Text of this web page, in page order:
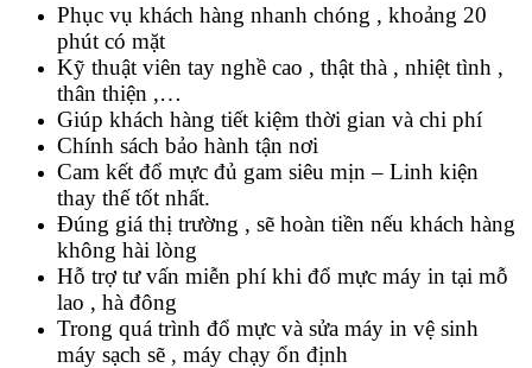
Phục vụ khách hàng nhanh chóng , khoảng 20
phút có mặt
Kỹ thuật viên tay nghề cao , thật thà , nhiệt tình ,
thân thiện ,…
Giúp khách hàng tiết kiệm thời gian và chi phí
Chính sách bảo hành tận nơi
Cam kết đổ mực đủ gam siêu mịn – Linh kiện
thay thế tốt nhất.
Đúng giá thị trường , sẽ hoàn tiền nếu khách hàng
không hài lòng
Hỗ trợ tư vấn miễn phí khi đổ mực máy in tại mỗ
lao , hà đông
Trong quá trình đổ mực và sửa máy in vệ sinh
máy sạch sẽ , máy chạy ổn định